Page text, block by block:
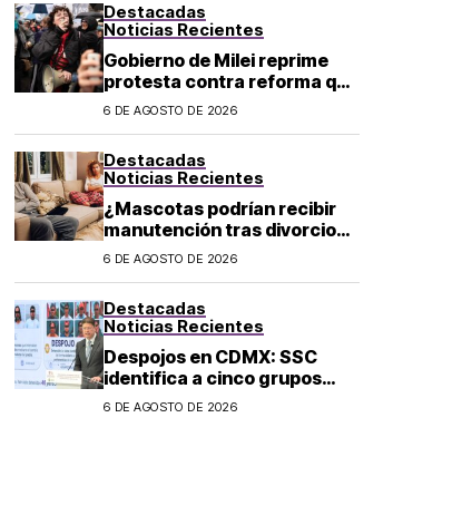
Destacadas
Noticias Recientes
Gobierno de Milei reprime
protesta contra reforma que
permite la venta de tierra a
6 DE AGOSTO DE 2026
Destacadas
Noticias Recientes
¿Mascotas podrían recibir
manutención tras divorcio
de sus dueños en CDMX?
6 DE AGOSTO DE 2026
Destacadas
Noticias Recientes
Despojos en CDMX: SSC
identifica a cinco grupos
criminales vinculados a este
6 DE AGOSTO DE 2026